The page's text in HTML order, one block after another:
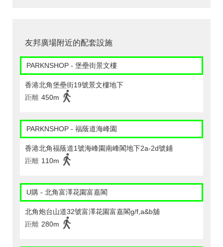
友邦廣場附近的配套設施
PARKNSHOP - 堡壘街景文樓
香港北角堡壘街19號景文樓地下
距離 450m
PARKNSHOP - 福蔭道海峰園
香港北角福蔭道1號海峰園南峰閣地下2a-2d號鋪
距離 110m
U購 - 北角富澤花園富嘉閣
北角炮台山道32號富澤花園富嘉閣g/f,a&b舖
距離 280m